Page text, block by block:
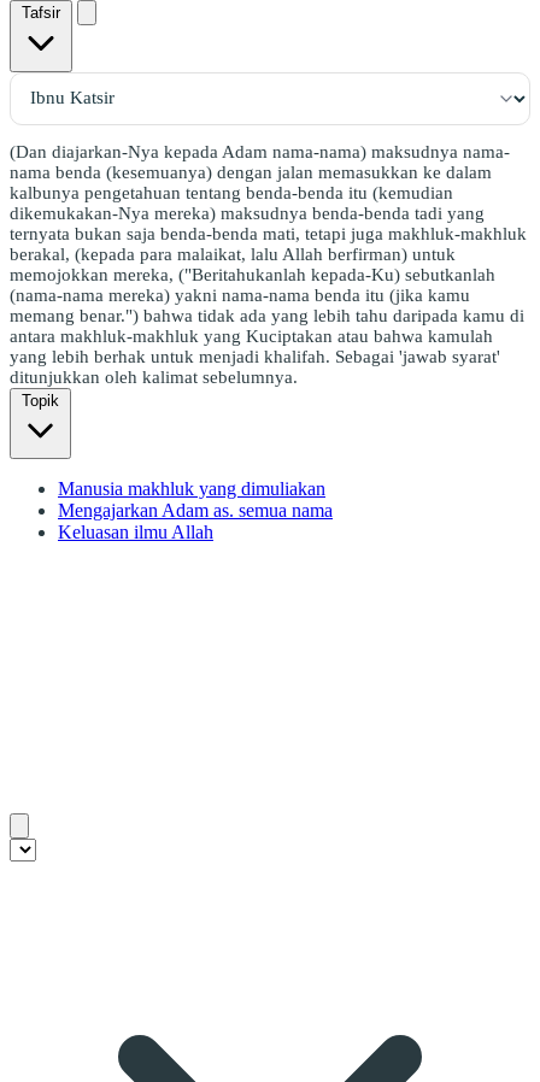
Tafsir
(Dan diajarkan-Nya kepada Adam nama-nama) maksudnya nama-
nama benda (kesemuanya) dengan jalan memasukkan ke dalam
kalbunya pengetahuan tentang benda-benda itu (kemudian
dikemukakan-Nya mereka) maksudnya benda-benda tadi yang
ternyata bukan saja benda-benda mati, tetapi juga makhluk-makhluk
berakal, (kepada para malaikat, lalu Allah berfirman) untuk
memojokkan mereka, ("Beritahukanlah kepada-Ku) sebutkanlah
(nama-nama mereka) yakni nama-nama benda itu (jika kamu
memang benar.") bahwa tidak ada yang lebih tahu daripada kamu di
antara makhluk-makhluk yang Kuciptakan atau bahwa kamulah
yang lebih berhak untuk menjadi khalifah. Sebagai 'jawab syarat'
ditunjukkan oleh kalimat sebelumnya.
Topik
Manusia makhluk yang dimuliakan
Mengajarkan Adam as. semua nama
Keluasan ilmu Allah